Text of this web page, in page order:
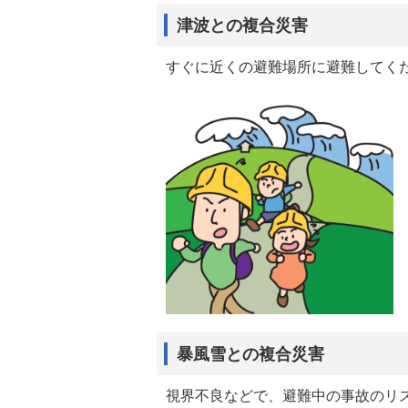
津波との複合災害
すぐに近くの避難場所に避難してく
暴風雪との複合災害
視界不良などで、避難中の事故のリ